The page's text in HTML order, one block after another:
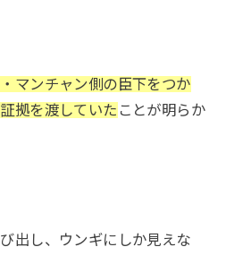
マンチャン側の臣下をつか
拠を渡していた ことが明らか
出し、ウンギにしか見えな